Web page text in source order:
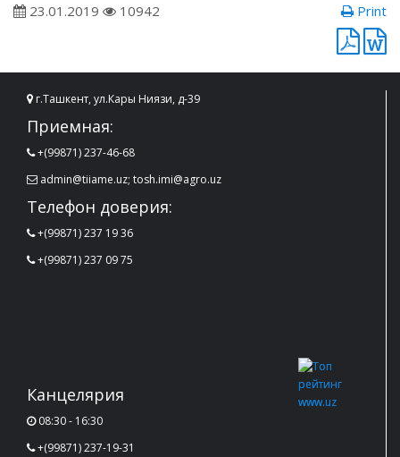
23.01.2019 10942 Print
г.Ташкент, ул.Кары Ниязи, д-39
Приемная:
+(99871) 237-46-68
admin@tiiame.uz; tosh.imi@agro.uz
Телефон доверия:
+(99871) 237 19 36
+(99871) 237 09 75
Канцелярия
08:30 - 16:30
+(99871) 237-19-31